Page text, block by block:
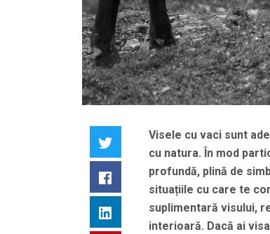
Facebook
LinkedIn
Visele cu vaci sunt
cu natura. În mod
profundă, plină de
situațiile cu care te
suplimentară visului,
interioară. Dacă ai